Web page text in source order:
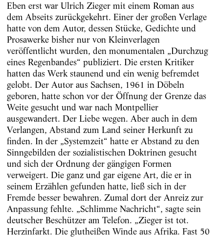
Eben erst war Ulrich Zieger mit einem Roman aus
dem Abseits zurückgekehrt. Einer der großen Verlage
hatte von dem Autor, dessen Stücke, Gedichte und
Prosawerke bisher nur von Kleinverlagen
veröffentlicht wurden, den monumentalen „Durchzug
eines Regenbandes“ publiziert. Die ersten Kritiker
hatten das Werk staunend und ein wenig befremdet
gelobt. Der Autor aus Sachsen, 1961 in Döbeln
geboren, hatte schon vor der Öffnung der Grenze das
Weite gesucht und war nach Montpellier
ausgewandert. Der Liebe wegen. Aber auch in dem
Verlangen, Abstand zum Land seiner Herkunft zu
finden. In der „Systemzeit“ hatte er Abstand zu den
Sinngebilden der sozialistischen Doktrinen gesucht
und sich der Ordnung der gängigen Formen
verweigert. Die ganz und gar eigene Art, die er in
seinem Erzählen gefunden hatte, ließ sich in der
Fremde besser bewahren. Zumal dort der Anreiz zur
Anpassung fehlte. „Schlimme Nachricht“, sagte sein
deutscher Beschützer am Telefon. „Zieger ist tot.
Herzinfarkt. Die glutheißen Winde aus Afrika. Fast 50